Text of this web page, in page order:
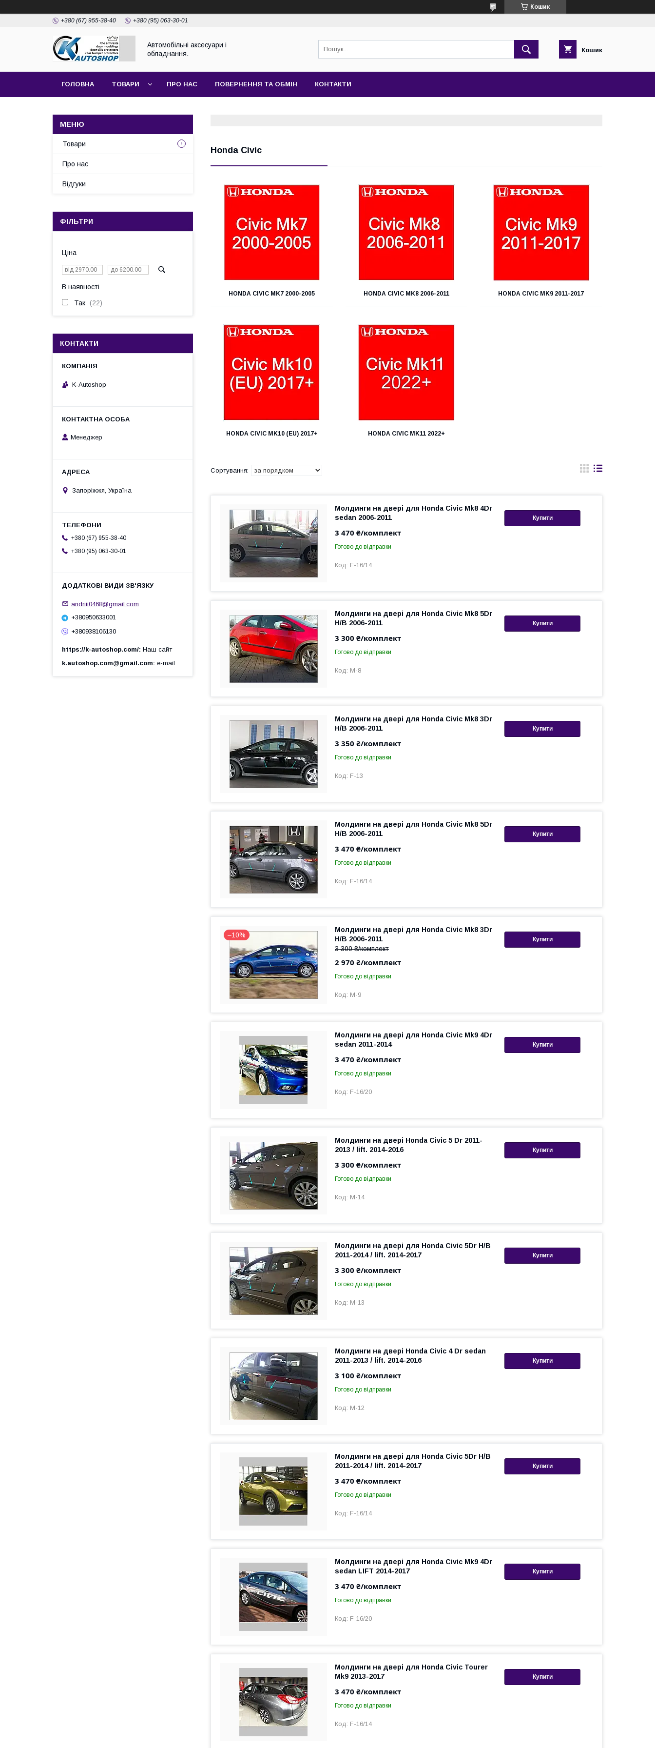
Кошик
+380 (67) 955-38-40 +380 (95) 063-30-01
Автомобільні аксесуари і
обладнання.
Кошик
ГОЛОВНА ТОВАРИ ПРО НАС ПОВЕРНЕННЯ ТА ОБМІН КОНТАКТИ
Honda Civic
HONDA CIVIC MK7 2000-2005 HONDA CIVIC MK8 2006-2011 HONDA CIVIC MK9 2011-2017
HONDA CIVIC MK10 (EU) 2017+ HONDA CIVIC MK11 2022+
Купити
Молдинги на двері для Honda Civic Mk8 4Dr
sedan 2006-2011
3 470 ₴/комплект
Готово до відправки
F-16/14
Купити
Молдинги на двері для Honda Civic Mk8 5Dr
H/B 2006-2011
3 300 ₴/комплект
Готово до відправки
M-8
Купити
Молдинги на двері для Honda Civic Mk8 3Dr
H/B 2006-2011
3 350 ₴/комплект
Готово до відправки
F-13
Купити
Молдинги на двері для Honda Civic Mk8 5Dr
H/B 2006-2011
3 470 ₴/комплект
Готово до відправки
F-16/14
–10%
Купити
Молдинги на двері для Honda Civic Mk8 3Dr
H/B 2006-2011
3 300 ₴/комплект
2 970 ₴/комплект
Готово до відправки
M-9
Купити
Молдинги на двері для Honda Civic Mk9 4Dr
sedan 2011-2014
3 470 ₴/комплект
Готово до відправки
F-16/20
Купити
Молдинги на двері Honda Civic 5 Dr 2011-
2013 / lift. 2014-2016
3 300 ₴/комплект
Готово до відправки
M-14
Купити
Молдинги на двері для Honda Civic 5Dr H/B
2011-2014 / lift. 2014-2017
3 300 ₴/комплект
Готово до відправки
M-13
Купити
Молдинги на двері Honda Civic 4 Dr sedan
2011-2013 / lift. 2014-2016
3 100 ₴/комплект
Готово до відправки
M-12
Купити
Молдинги на двері для Honda Civic 5Dr H/B
2011-2014 / lift. 2014-2017
3 470 ₴/комплект
Готово до відправки
F-16/14
Купити
Молдинги на двері для Honda Civic Mk9 4Dr
sedan LIFT 2014-2017
3 470 ₴/комплект
Готово до відправки
F-16/20
Купити
Молдинги на двері для Honda Civic Tourer
Mk9 2013-2017
3 470 ₴/комплект
Готово до відправки
F-16/14
Товари
Про нас
Відгуки
ФІЛЬТРИ
Ціна
В наявності
Так 22
КОНТАКТИ
K-Autoshop
Менеджер
Запоріжжя, Україна
+380 (67) 955-38-40
+380 (95) 063-30-01
andriii0468@gmail.com
+380950633001
+380938106130
https://k-autoshop.com/ Наш сайт
k.autoshop.com@gmail.com e-mail